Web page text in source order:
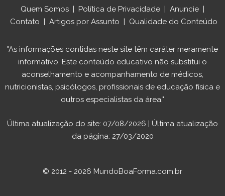
Quem Somos Política de Privacidade Anuncie
Contato
Artigos por Assunto Qualidade do Conteúdo
"As informações contidas neste site têm caráter meramente
informativo. Este conteúdo educativo não substitui o
aconselhamento e acompanhamento de médicos,
nutricionistas, psicólogos, profissionais de educação física e
outros especialistas da área."
Última atualização do site: 07/08/2026 | Última atualização
da página: 27/03/2020
© 2012 - 2026 MundoBoaForma.com.br